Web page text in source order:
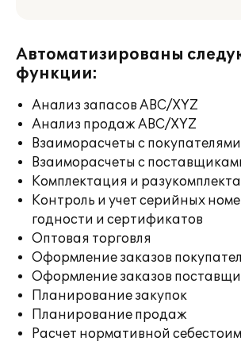
Автоматизированы
функции:
Анализ запасов ABC/XYZ
Анализ продаж ABC/XYZ
Взаиморасчеты с покупателями
Взаиморасчеты с
Комплектация и
Контроль и учет серийных
годности и сертификатов
Оптовая торговля
Оформление заказов
Оформление заказов
Планирование закупок
Планирование продаж
Расчет нормативной